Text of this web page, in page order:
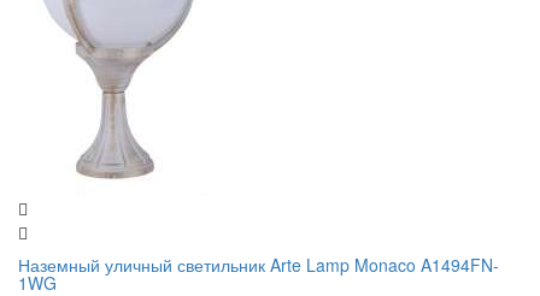
Наземный уличный светильник Arte Lamp Monaco A1494FN-
1WG